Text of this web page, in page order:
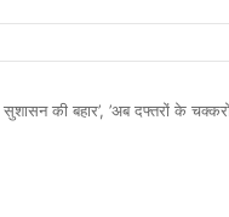
की बहार’, ’अब दफ्तरों के